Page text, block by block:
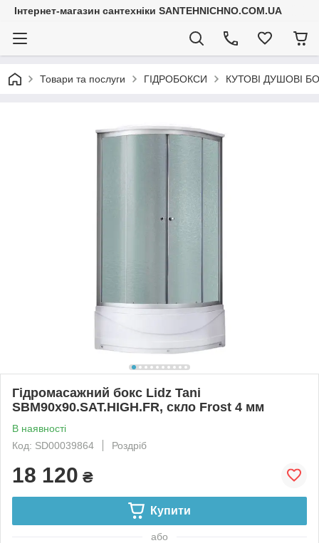
Інтернет-магазин сантехніки SANTEHNICHNO.COM.UA
Товари та послуги ГІДРОБОКСИ КУТОВІ ДУШОВІ
Гідромасажний бокс Lidz Tani
SBM90x90.SAT.HIGH.FR, скло Frost 4 мм
В наявності
Код: SD00039864
Роздріб
18 120 ₴
Купити
або